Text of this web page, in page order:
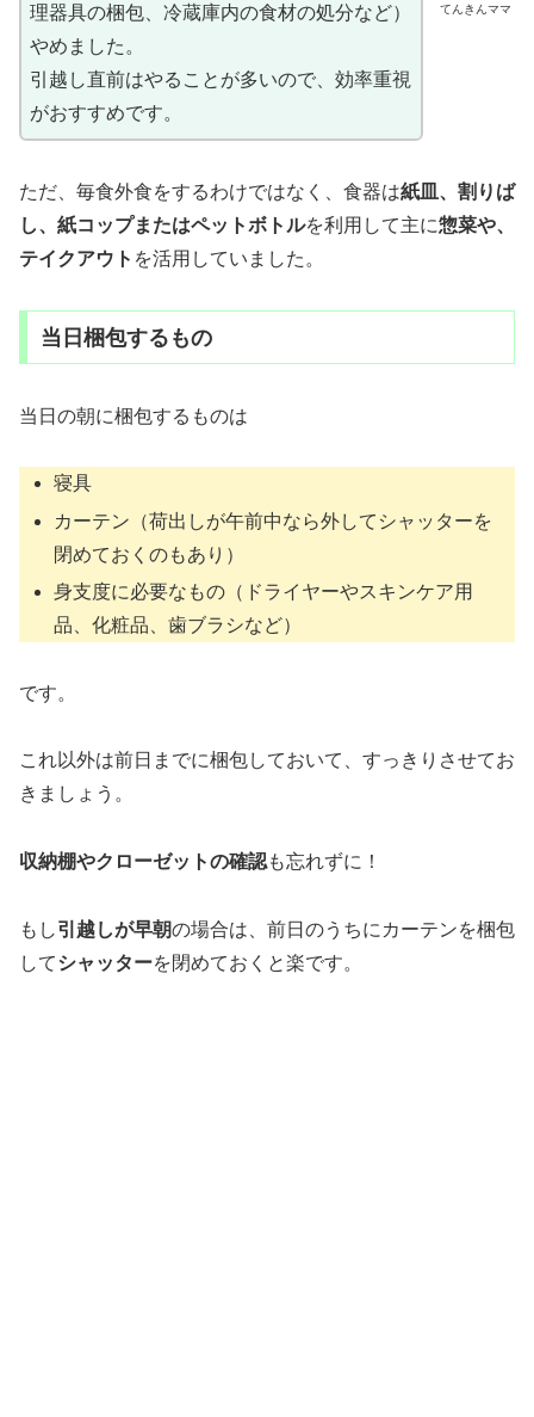
てんきんママ
理器具の梱包、冷蔵庫内の食材の処分など）
やめました。
引越し直前はやることが多いので、効率重視
がおすすめです。
ただ、毎食外食をするわけではなく、食器は紙皿、割りば
し、紙コップまたはペットボトルを利用して主に惣菜や、
テイクアウト を活用していました。
当日梱包するもの
当日の朝に梱包するものは
寝具
カーテン（荷出しが午前中なら外してシャッターを
閉めておくのもあり）
身支度に必要なもの（ドライヤーやスキンケア用
品、化粧品、歯ブラシなど）
です。
これ以外は前日までに梱包しておいて、すっきりさせてお
きましょう。
収納棚やクローゼットの確認も忘れずに！
もし引越しが早朝の場合は、前日のうちにカーテンを梱包
してシャッターを閉めておくと楽です。